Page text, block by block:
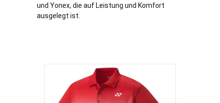
und Yonex, die auf Leistung und Komfort
ausgelegt ist.